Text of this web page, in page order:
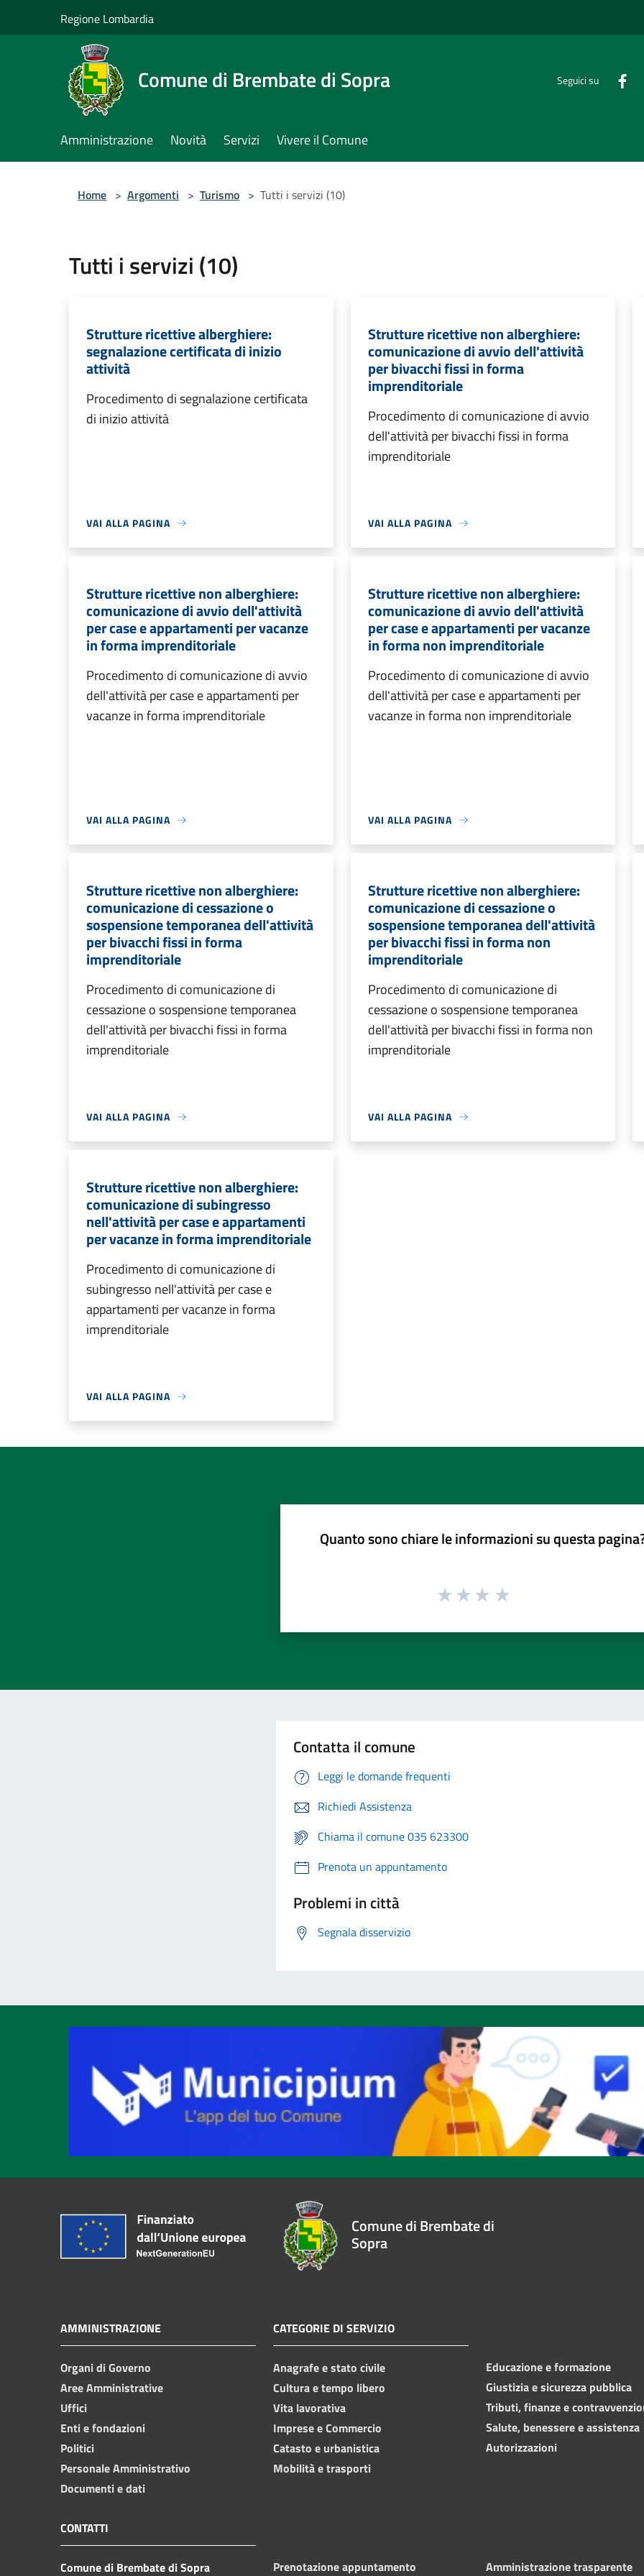
Regione Lombardia
Comune di Brembate di Sopra Seguici su
Amministrazione Novità Servizi Vivere il Comune
Home > Argomenti > Turismo > Tutti i servizi (10)
Tutti i servizi (10)
Strutture ricettive alberghiere:
segnalazione certificata di inizio
attività
Procedimento di segnalazione certificata
di inizio attività
VAI ALLA PAGINA
Strutture ricettive non alberghiere:
comunicazione di avvio dell'attività
per bivacchi fissi in forma
imprenditoriale
Procedimento di comunicazione di avvio
dell'attività per bivacchi fissi in forma
imprenditoriale
VAI ALLA PAGINA
Strutture ricettive non alberghiere:
comunicazione di avvio dell'attività
per case e appartamenti per vacanze
in forma imprenditoriale
Procedimento di comunicazione di avvio
dell'attività per case e appartamenti per
vacanze in forma imprenditoriale
VAI ALLA PAGINA
Strutture ricettive non alberghiere:
comunicazione di avvio dell'attività
per case e appartamenti per vacanze
in forma non imprenditoriale
Procedimento di comunicazione di avvio
dell'attività per case e appartamenti per
vacanze in forma non imprenditoriale
VAI ALLA PAGINA
Strutture ricettive non alberghiere:
comunicazione di cessazione o
sospensione temporanea dell'attività
per bivacchi fissi in forma
imprenditoriale
Procedimento di comunicazione di
cessazione o sospensione temporanea
dell'attività per bivacchi fissi in forma
imprenditoriale
VAI ALLA PAGINA
Strutture ricettive non alberghiere:
comunicazione di cessazione o
sospensione temporanea dell'attività
per bivacchi fissi in forma non
imprenditoriale
Procedimento di comunicazione di
cessazione o sospensione temporanea
dell'attività per bivacchi fissi in forma non
imprenditoriale
VAI ALLA PAGINA
Strutture ricettive non alberghiere:
comunicazione di subingresso
nell'attività per case e appartamenti
per vacanze in forma imprenditoriale
Procedimento di comunicazione di
subingresso nell'attività per case e
appartamenti per vacanze in forma
imprenditoriale
VAI ALLA PAGINA
Quanto sono chiare le informazioni su questa
Contatta il comune
Leggi le domande frequenti
Richiedi Assistenza
Chiama il comune 035 623300
Prenota un appuntamento
Problemi in città
Segnala disservizio
Comune di Brembate di
Sopra
AMMINISTRAZIONE
Organi di Governo
Aree Amministrative
Uffici
Enti e fondazioni
Politici
Personale Amministrativo
Documenti e dati
CATEGORIE DI SERVIZIO
Anagrafe e stato civile
Cultura e tempo libero
Vita lavorativa
Imprese e Commercio
Catasto e urbanistica
Mobilità e trasporti
Educazione e formazione
Giustizia e sicurezza pubblica
Tributi, finanze e
Salute, benessere e assistenza
Autorizzazioni
CONTATTI
Comune di Brembate di Sopra Prenotazione appuntamento Amministrazione trasparente